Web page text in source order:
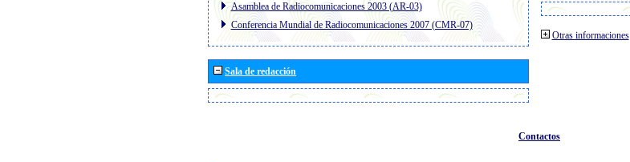
Asamblea de Radiocomunicaciones 2003 (AR-03)
Conferencia Mundial de Radiocomunicaciones 2007 (CMR-07)
Sala de redacción
Otras informaciones
Contactos